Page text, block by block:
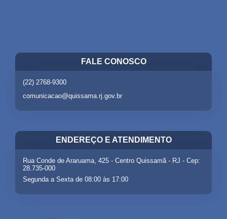
FALE CONOSCO
(22) 2768-9300
comunicacao@quissama.rj.gov.br
ENDEREÇO E ATENDIMENTO
Rua Conde de Araruama, 425 - Centro Quissamã - RJ - Cep:
28.735-000
Segunda a Sexta de 08:00 às 17:00